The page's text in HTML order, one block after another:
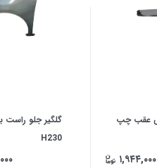
عقب چپ
۱,۹۴۴,۰۰۰
گلگیر جلو راست
H230